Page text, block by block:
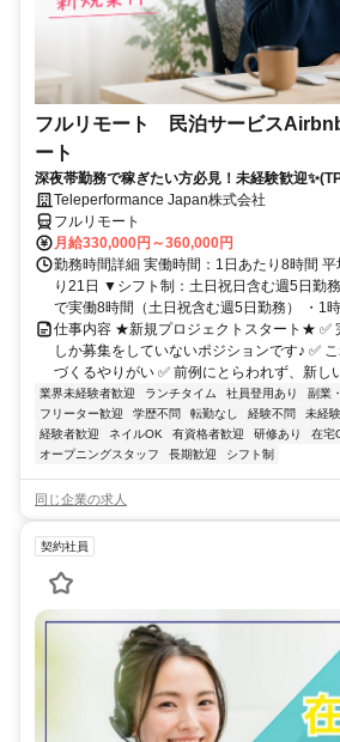
フルリモート 民泊サービス
ート
深夜帯勤務で稼ぎたい方必見！未経験歓迎
Teleperformance Japan株式会社
フルリモート
月給330,000円～360,000円
勤務時間詳細 実働時間：1日あたり8時間
り21日 ▼シフト制：土日祝日含む週5日勤
で実働8時間（土日祝含む週5日勤務） ・1
仕事内容 ★新規プロジェクトスタート★ ✅
しか募集をしていないポジションです♪ ✅
づくるやりがい ✅ 前例にとらわれず、新し
業界未経験者歓迎 ランチタイム 社員登用あり
副業
フリーター歓迎
学歴不問 転勤なし 経験不問 未経
経験者歓迎
ネイルOK 有資格者歓迎 研修あり 在宅
オープニングスタッフ
長期歓迎 シフト制
同じ企業の求人
契約社員